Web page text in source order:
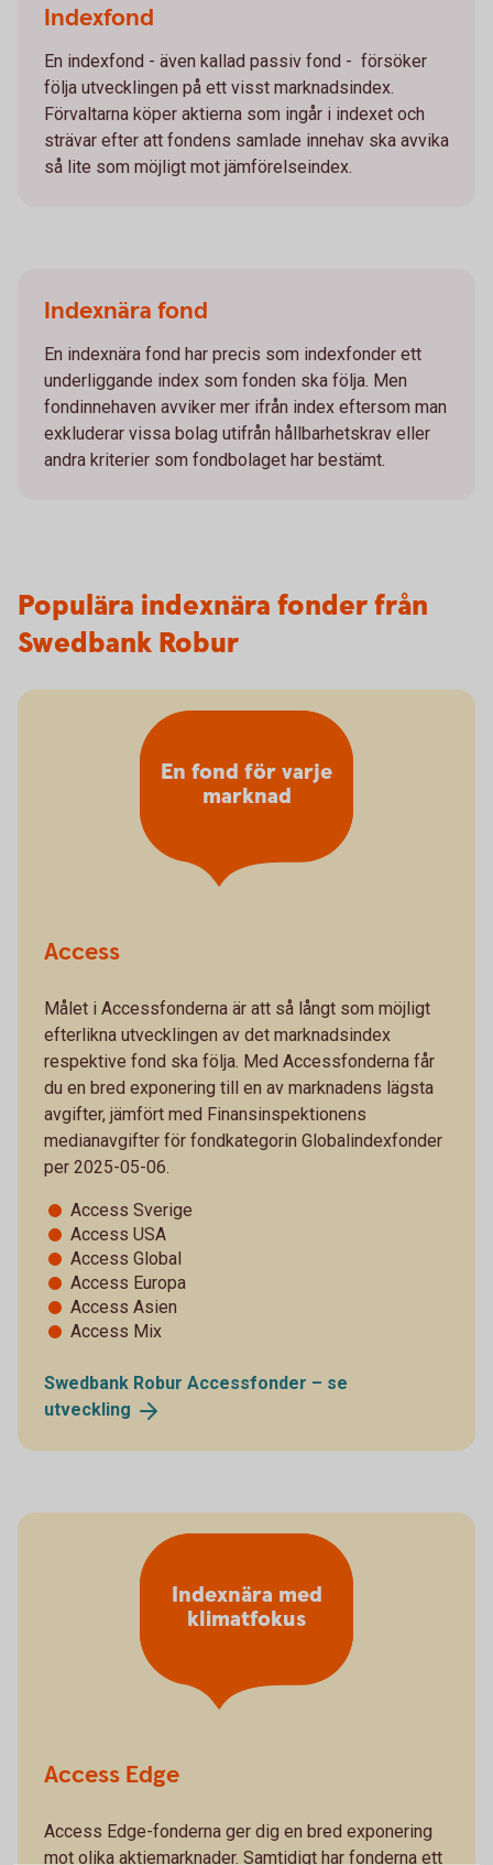
Indexfond
En indexfond - även kallad passiv fond - försöker
följa utvecklingen på ett visst marknadsindex.
Förvaltarna köper aktierna som ingår i indexet och
strävar efter att fondens samlade innehav ska avvika
så lite som möjligt mot jämförelseindex.
Indexnära fond
En indexnära fond har precis som indexfonder ett
underliggande index som fonden ska följa. Men
fondinnehaven avviker mer ifrån index eftersom man
exkluderar vissa bolag utifrån hållbarhetskrav eller
andra kriterier som fondbolaget har bestämt.
Populära indexnära fonder från
Swedbank Robur
Access
Målet i Accessfonderna är att så långt som möjligt
efterlikna utvecklingen av det marknadsindex
respektive fond ska följa. Med Accessfonderna får
du en bred exponering till en av marknadens lägsta
avgifter, jämfört med Finansinspektionens
medianavgifter för fondkategorin Globalindexfonder
per 2025-05-06.
Access Sverige
Access USA
Access Global
Access Europa
Access Asien
Access Mix
Swedbank Robur Accessfonder – se
utveckling
En fond för varje
marknad
Access Edge
Access Edge-fonderna ger dig en bred exponering
mot olika aktiemarknader. Samtidigt har fonderna ett
Indexnära med
klimatfokus